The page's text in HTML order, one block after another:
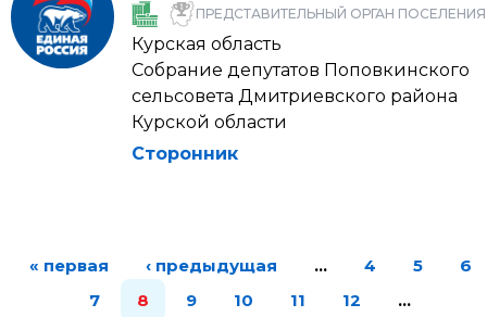
ПРЕДСТАВИТЕЛЬНЫЙ ОРГАН ПОСЕЛЕНИЯ
Курская область
Собрание депутатов Поповкинского
сельсовета Дмитриевского района
Курской области
Сторонник
« первая ‹ предыдущая … 4 5
6
7
8 9 10 11 12
…